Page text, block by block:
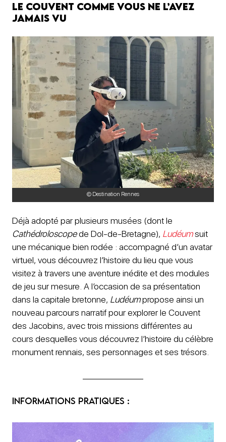
le Couvent comme vous ne l’avez
jamais vu
© Destination Rennes
Déjà adopté par plusieurs musées (dont le
Cathédroloscopede Dol-de-Bretagne), Ludéumsuit
une mécanique bien rodée : accompagné d’un avatar
virtuel, vous découvrez l’histoire du lieu que vous
visitez à travers une aventure inédite et des modules
de jeu sur mesure. A l’occasion de sa présentation
dans la capitale bretonne, Ludéumpropose ainsi un
nouveau parcours narratif pour explorer le Couvent
des Jacobins, avec trois missions différentes au
cours desquelles vous découvrez l’histoire du célèbre
monument rennais, ses personnages et ses trésors.
Informations pratiques :